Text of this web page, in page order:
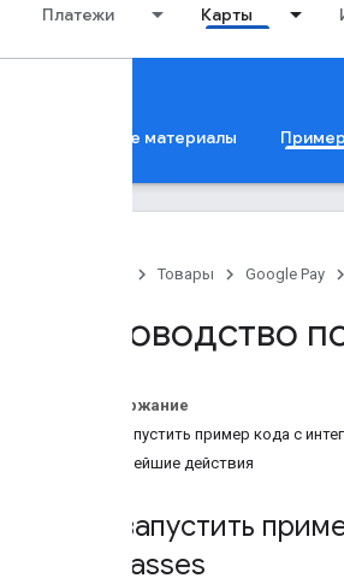
Платежи Карты
Справочные материалы
Товары Google Pay
Руководство
Содержание
Как запустить пример кода с
Дальнейшие действия
Как запустить
for Passes